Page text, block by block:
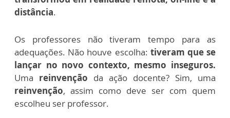
distância.
Os professores não tiveram tempo para as
adequações. Não houve escolha: tiveram que se
lançar no novo contexto, mesmo inseguros.
Uma reinvenção da ação docente? Sim, uma
reinvenção, assim como deve ser com quem
escolheu ser professor.